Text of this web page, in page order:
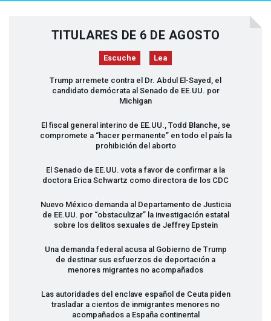
TITULARES DE 6 DE AGOSTO
Escuche Lea
Trump arremete contra el Dr. Abdul El-Sayed, el
candidato demócrata al Senado de EE.UU. por
Michigan
El fiscal general interino de EE.UU., Todd Blanche, se
compromete a “hacer permanente” en todo el país la
prohibición del aborto
El Senado de EE.UU. vota a favor de confirmar a la
doctora Erica Schwartz como directora de los CDC
Nuevo México demanda al Departamento de Justicia
de EE.UU. por “obstaculizar” la investigación estatal
sobre los delitos sexuales de Jeffrey Epstein
Una demanda federal acusa al Gobierno de Trump
de destinar sus esfuerzos de deportación a
menores migrantes no acompañados
Las autoridades del enclave español de Ceuta piden
trasladar a cientos de inmigrantes menores no
acompañados a España continental